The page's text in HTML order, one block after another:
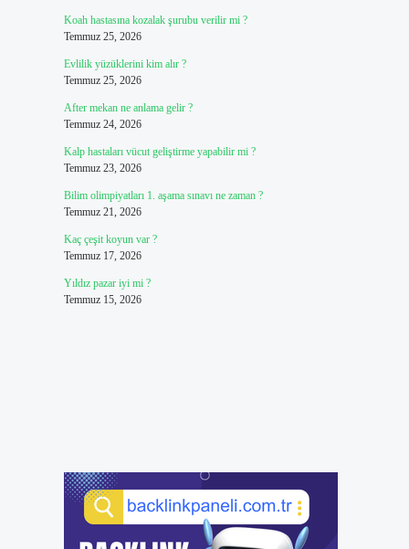
Koah hastasına kozalak şurubu verilir mi ?
Temmuz 25, 2026
Evlilik yüzüklerini kim alır ?
Temmuz 25, 2026
After mekan ne anlama gelir ?
Temmuz 24, 2026
Kalp hastaları vücut geliştirme yapabilir mi ?
Temmuz 23, 2026
Bilim olimpiyatları 1. aşama sınavı ne zaman ?
Temmuz 21, 2026
Kaç çeşit koyun var ?
Temmuz 17, 2026
Yıldız pazar iyi mi ?
Temmuz 15, 2026